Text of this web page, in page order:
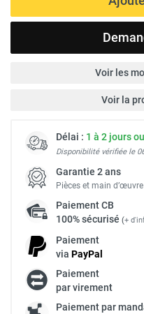
Voir les
Voir la
Délai : 1 à 2 jours
Disponibilité vérifiée le
Garantie 2 ans
Pièces et main d’œuvre
PaiementCB
100% sécurisé (+
Paiement
via PayPal
Paiement
par virement
Paiement par